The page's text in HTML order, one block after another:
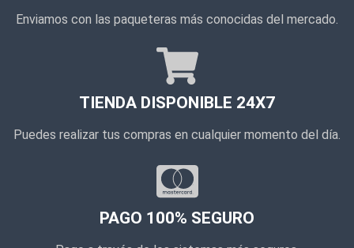
Enviamos con las paqueteras más conocidas del mercado.
TIENDA DISPONIBLE 24X7
Puedes realizar tus compras en cualquier momento del día.
PAGO 100% SEGURO